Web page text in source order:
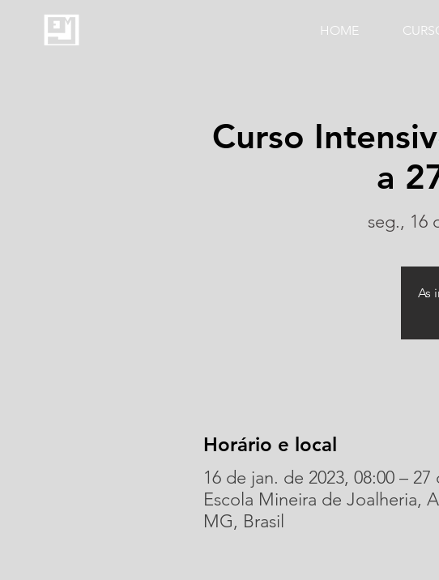
HOME
Curso
a
seg., 16
As
Horário e local
16 de jan. de 2023, 08:00 –
Escola Mineira de Joalheria,
MG, Brasil